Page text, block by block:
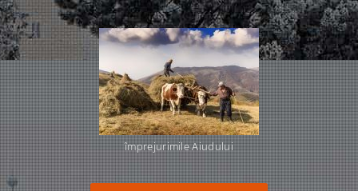
împrejurimile Aiudului